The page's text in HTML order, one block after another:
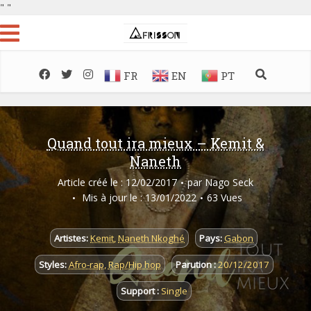
" "
FR EN PT
Quand tout ira mieux – Kemit &
Naneth
Article créé le : 12/02/2017 par Nago Seck
Mis à jour le : 13/01/2022
63 Vues
Artistes:Kemit,Naneth Nkoghé Pays:Gabon
Styles:Afro-rap,Rap/Hip hop Parution :20/12/2017
Support :Single